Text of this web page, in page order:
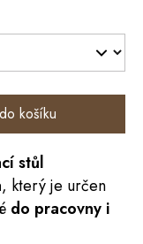
košíku
stůl
, který je určen
do pracovny i